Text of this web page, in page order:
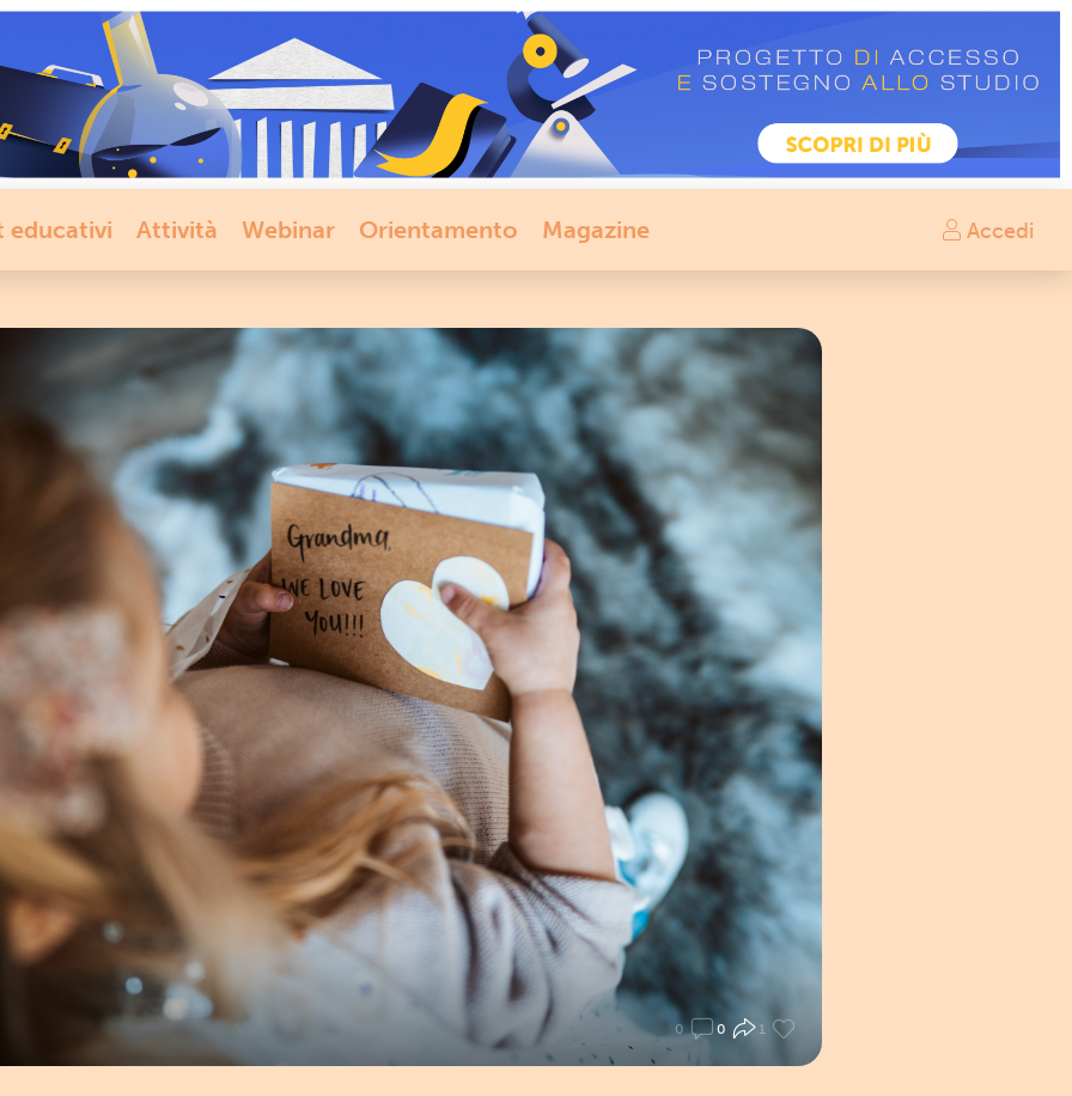
educativi Attività Webinar Orientamento Magazine Accedi
0 0 1